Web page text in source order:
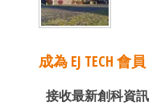
成為 EJ TECH 會員
接收最新創科資訊